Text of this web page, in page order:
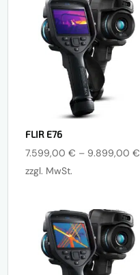
FLIR E76
7.599,00€ – 9.899,00€
zzgl. MwSt.